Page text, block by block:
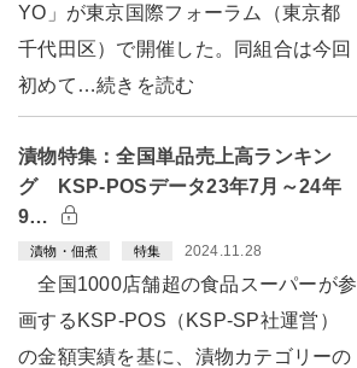
YO」が東京国際フォーラム（東京都
千代田区）で開催した。同組合は今回
初めて…続きを読む
漬物特集：全国単品売上高ランキン
グ KSP-POSデータ23年7月～24年
9…
漬物・佃煮 特集 2024.11.28
全国1000店舗超の食品スーパーが参
画するKSP-POS（KSP-SP社運営）
の金額実績を基に、漬物カテゴリーの